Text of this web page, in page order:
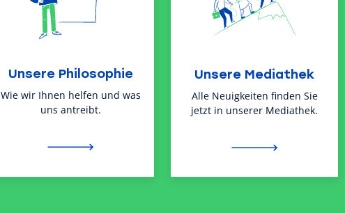
Unsere Philosophie
Wie wir Ihnen helfen und was
uns antreibt.
Unsere Mediathek
Alle Neuigkeiten finden Sie
jetzt in unserer Mediathek.